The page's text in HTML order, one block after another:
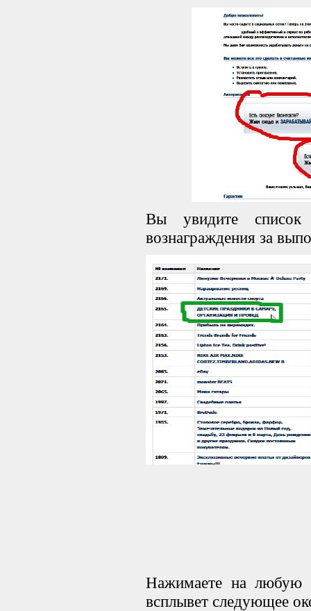
Вы увидите
вознаграждения за
Нажимаете на любую
всплывет следующее